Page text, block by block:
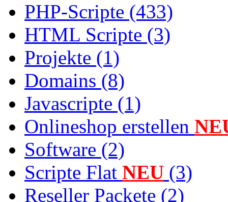
PHP-Scripte (433)
HTML Scripte (3)
Projekte (1)
Domains (8)
Javascripte (1)
Onlineshop erstellen
Software (2)
Scripte Flat NEU (3)
Reseller Packete (2)